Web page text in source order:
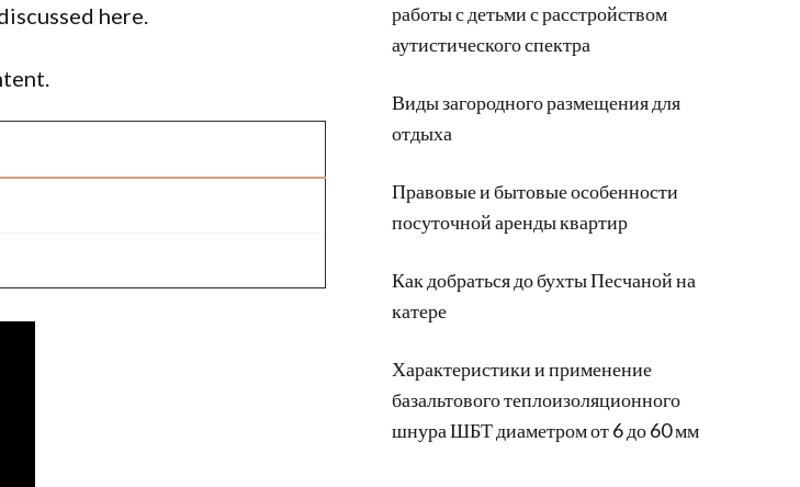
here.
работы с детьми с расстройством
аутистического спектра
Виды загородного размещения для
отдыха
Правовые и бытовые особенности
посуточной аренды квартир
Как добраться до бухты Песчаной на
катере
Характеристики и применение
базальтового теплоизоляционного
шнура ШБТ диаметром от 6 до 60 мм